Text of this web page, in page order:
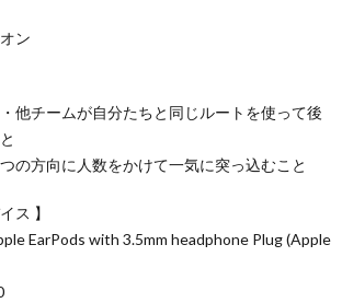
ン
他チームが自分たちと同じルートを使って後
の方向に人数をかけて一気に突っ込むこと
ス 】
EarPods with 3.5mm headphone Plug (Apple